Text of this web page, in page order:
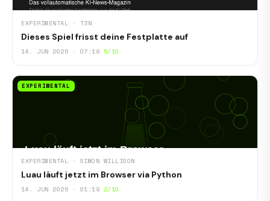
EXPERIMENTAL · T3N
Dieses Spiel frisst deine Festplatte auf
14. JUN 2026 · 07:18 5/10
EXPERIMENTAL
EXPERIMENTAL · SIMON WILLISON
Luau läuft jetzt im Browser via Python
14. JUN 2026 · 01:19 2/10